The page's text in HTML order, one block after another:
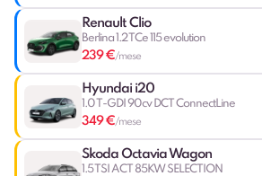
Renault Clio
Berlina 1.2 TCe 115 evolution
239 €/mese
Hyundai i20
1.0 T-GDI 90cv DCT ConnectLine
349 €/mese
Skoda Octavia Wagon
1.5 TSI ACT 85KW SELECTION